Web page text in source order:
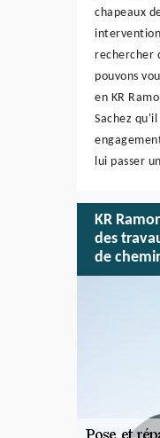
chapeaux
rechercher
pouvons
en KR
Sachez
lui passer
KR
des
de